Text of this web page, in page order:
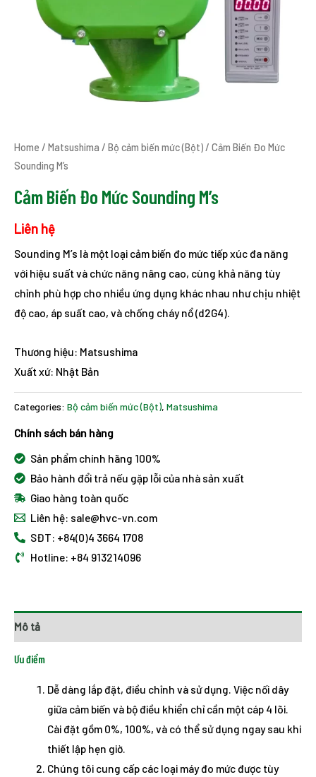
Home / Matsushima / Bộ cảm biến mức (Bột)/ Cảm Biến Đo Mức
Sounding M’s
Cảm Biến Đo Mức Sounding M’s
Liên hệ
Sounding M’s là một loại cảm biến đo mức tiếp xúc đa năng
với hiệu suất và chức năng nâng cao, cùng khả năng tùy
chỉnh phù hợp cho nhiều ứng dụng khác nhau như chịu nhiệt
độ cao, áp suất cao, và chống cháy nổ (d2G4).
Thương hiệu: Matsushima
Xuất xứ: Nhật Bản
Categories: Bộ cảm biến mức (Bột), Matsushima
Chính sách bán hàng
Sản phẩm chính hãng 100%
Bảo hành đổi trả nếu gặp lỗi của nhà sản xuất
Giao hàng toàn quốc
Liên hệ: sale@hvc-vn.com
SĐT: +84(0)4 3664 1708
Hotline: +84 913214096
Mô tả
Ưu điểm
Dễ dàng lắp đặt, điều chỉnh và sử dụng. Việc nối dây
giữa cảm biến và bộ điều khiển chỉ cần một cáp 4 lõi.
Cài đặt gồm 0%, 100%, và có thể sử dụng ngay sau khi
thiết lập hẹn giờ.
Chúng tôi cung cấp các loại máy đo mức được tùy